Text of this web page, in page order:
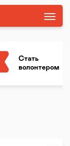
Стать
волонтером